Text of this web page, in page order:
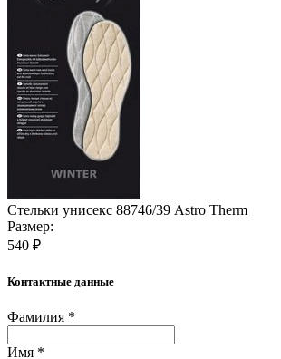
Стельки унисекс 88746/39 Astro Therm
Размер:
540 ₽
Контактные данные
Фамилия *
Имя *